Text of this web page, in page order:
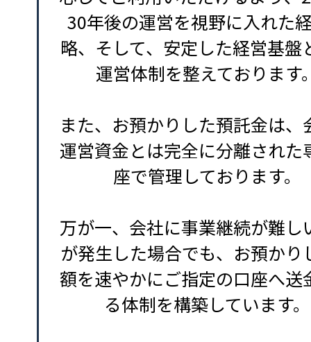
30年後の運営を視野に入れた
略、そして、安定した経営基盤
運営体制を整えております
また、お預かりした預託金は、
運営資金とは完全に分離された
座で管理しております。
万が一、会社に事業継続が難し
が発生した場合でも、お預かり
額を速やかにご指定の口座へ送
る体制を構築しています。